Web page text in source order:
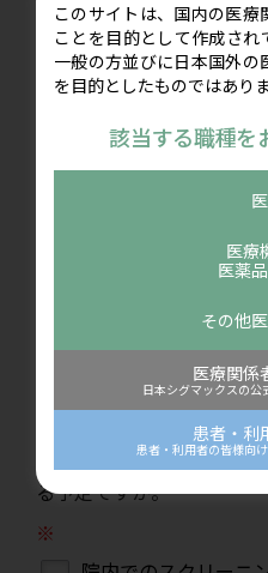
オンラインデモンス
なし）
デモ機の貸出し
記録用紙の送付
その他
＜アンケートにご協力く
在宅・訪問診療を実施して
LIAQUSポータブルを、ど
る予定ですか。
このサイトは、国内の医
ことを目的として作成さ
一般の方並びに日本国外
を目的としたものではあり
該当する職種を
医療
医薬
その他
医療関係
日本シグマックスの公
患者・利
患者・利用者の皆様向